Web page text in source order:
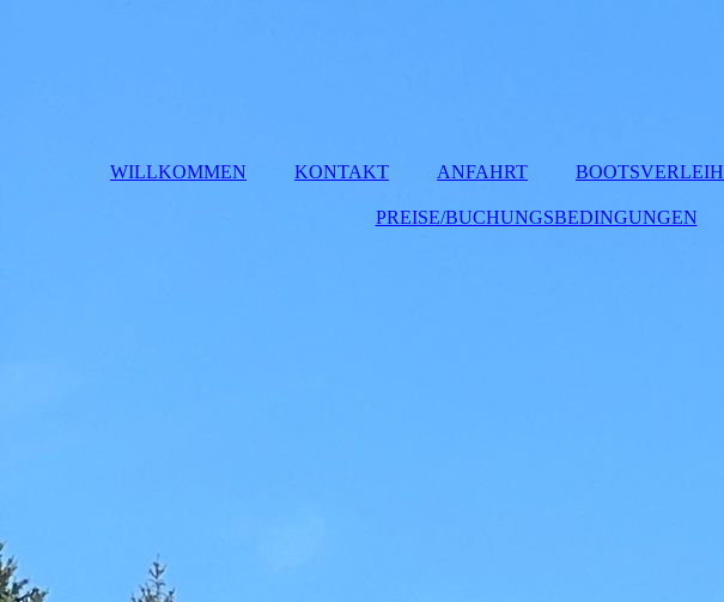
WILLKOMMEN KONTAKT ANFAHRT BOOTSVERLEIH
STARWELD
PREISE/BUCHUNGSBEDINGUNGEN